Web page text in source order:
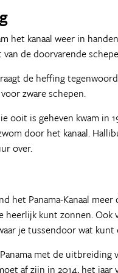
het kanaal weer in
de doorvarende
de heffing
zware schepen.
ooit is geheven kwam in
door het kanaal.
over.
het Panama-Kanaal
heerlijk kunt zonnen.
je tussendoor wat kunt
met de uitbreiding
af zijn in 2014, het